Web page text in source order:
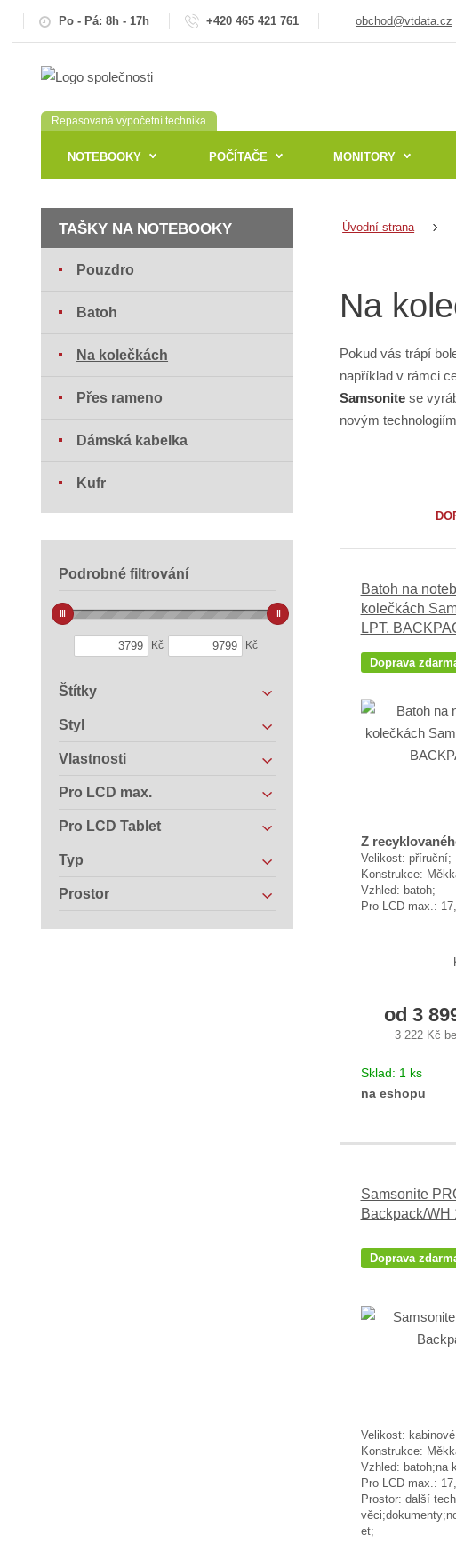
Po - Pá: 8h - 17h +420 465 421 761 obchod@vtdata.cz
Repasovaná výpočetní technika
NOTEBOOKY POČÍTAČE MONITORY
Úvodní strana
Na
Pokud vás trápí
například v rámci
Samsonite se
novým
Batoh na
kolečkách
LPT.
Doprava
Z
Velikost: příruční;
Konstrukce:
Vzhled: batoh;
Pro LCD max.:
od3
3 222 Kč
Sklad: 1 ks
na eshopu
Samsonite
Backpack/WH
Doprava
Velikost:
Konstrukce:
Vzhled: batoh;na
Pro LCD max.:
Prostor: další
et;
TAŠKY NA NOTEBOOKY
Pouzdro
Batoh
Na kolečkách
Přes rameno
Dámská kabelka
Kufr
Podrobné filtrování
Kč Kč
Štítky
Styl
Vlastnosti
Pro LCD max.
Pro LCD Tablet
Typ
Prostor